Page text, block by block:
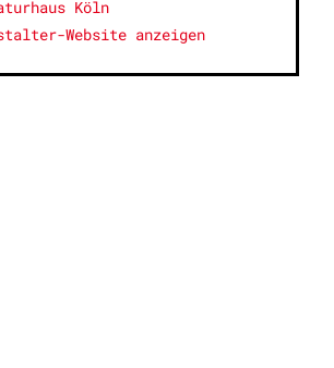
Köln
Website anzeigen